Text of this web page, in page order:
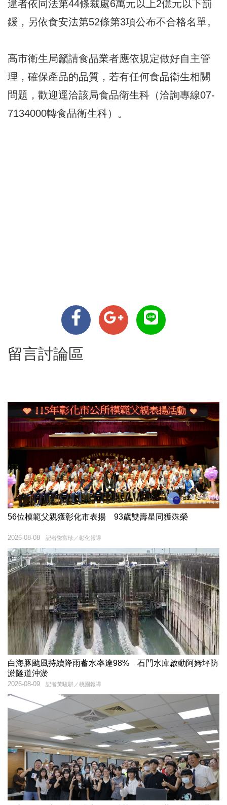
違者依同法第44條裁處6萬元以上2億元以下罰
鍰，另依食安法第52條第3項公布不合格名單。
高市衛生局籲請食品業者應依規定做好自主管
理，確保產品的品質，若有任何食品衛生相關
問題，歡迎逕洽該局食品衛生科（洽詢專線07-
7134000轉食品衛生科）。
留言討論區
56位模範父親獲彰化市表揚 93歲雙壽星同獲殊榮
記者鄧富珍／彰化報導
2026-08-08
白海豚颱風持續降雨蓄水率達98% 石門水庫啟動阿姆坪防
淤隧道沖淤
記者黃駿騏／桃園報導
2026-08-09